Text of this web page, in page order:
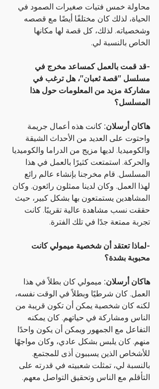
محاولة خمس فتيات صغيرات الصمود في
الحياة، لذلك كان مختلفًا أيضًا مع قصصه
وشخصياته. لذلك، كل قصة لها مكانها
الخاص بالنسبة لي.
-قد قمت بالعمل كمساعد مخرج في
مسلسل "قصة ثعبان"، هل ترغب في
مشاركة مزيد من المعلومات حول هذا
المسلسل؟
هاكان أرسلان: كانت هذه أعمال جريمة
واحتوت على العديد من الأحداث الشيقة
والكوميديا. لديها مزيج من الدراما والكوميديا
والحركة. استمتعت كثيرًا بالعمل في هذا
المسلسل. قام مخرجنا بإنشاء عالم رائع
لهذا العمل. وكان لدينا ممثلون رائعون. وكان
المشاهدين يستمتعون بها بشكل كبير، حيث
حققت نسب مشاهدة عالية تقريبًا. كانت
تجربة ممتعة جدًا في تلك الفترة.
-لماذا تعتقد أن شخصية ميمولي كانت
محبوبة بشدة؟
هاكان أرسلان: ميمولي كان بطلاً في هذا
العمل. كان شرطيًا وبطلاً في الوقت نفسه،
لكنه كان شخصية يمكن أن تكون قريبة من
الناس ومشاركة في حياتهم. كان يمكنه
التفاعل مع الجمهور ويمكن أن يكون واحدًا
منهم. كان يلبس بشكل عادي، وكان مواجهًا
للأشخاص الذين يسببون أذى للمجتمع.
بالنسبة لي، تمثلت شعبيته في قدرته على
التأقلم مع الناس وتحقيق التواصل معهم.